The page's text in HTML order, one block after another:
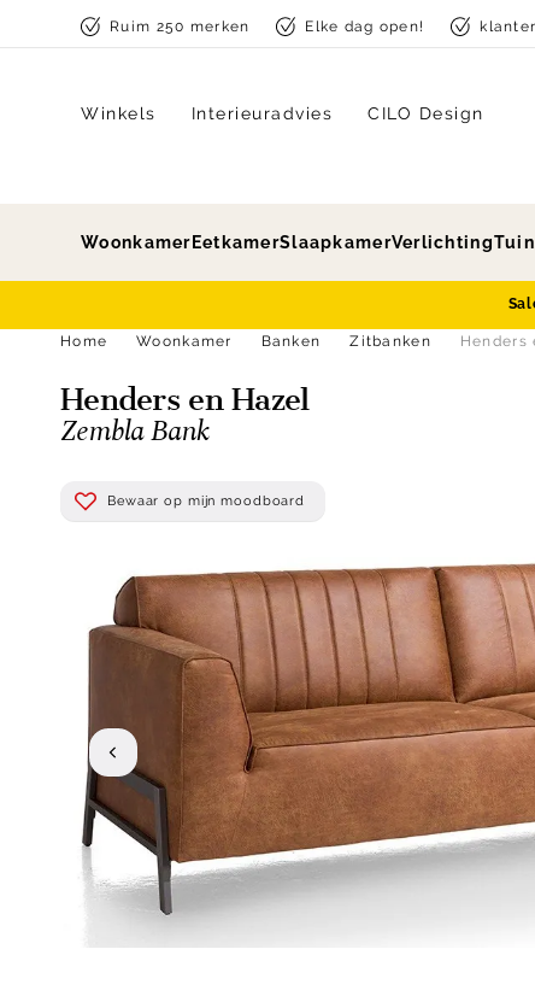
Skip to contentRuim 250 merken Elke dag open!
Winkels Interieuradvies CILO Design
Woonkamer EetkamerSlaapkamerVerlichtingTuin
Home
Woonkamer Banken Zitbanken Henders
Henders en Hazel
Zembla Bank
Bewaar op mijn moodboard